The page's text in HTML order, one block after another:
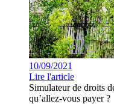
10/09/2021
Lire l'article
Simulateur de droits
qu’allez-vous payer ?